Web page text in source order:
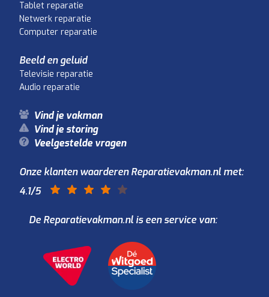
Tablet reparatie
Netwerk reparatie
Computer reparatie
Beeld en geluid
Televisie reparatie
Audio reparatie
Vind je vakman
Vind je storing
Veelgestelde vragen
Onze klanten waarderen Reparatievakman.nl met:
4.1/5
De Reparatievakman.nl is een service van: